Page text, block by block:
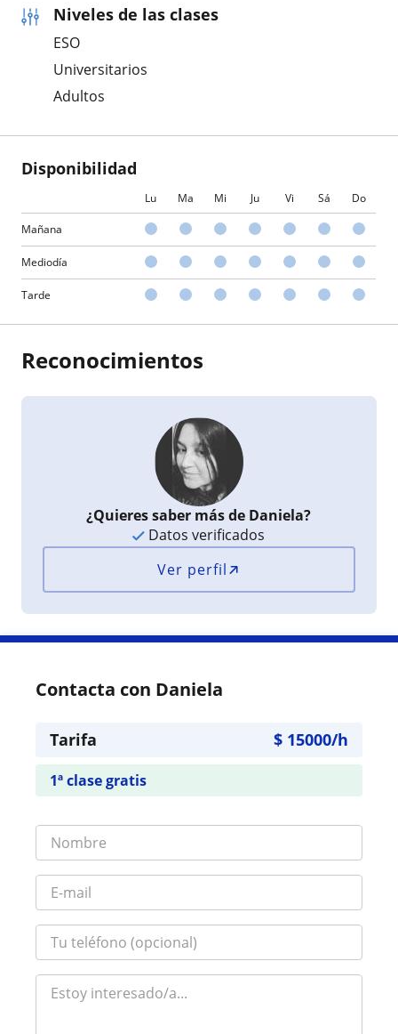
Niveles de las clases
ESO
Universitarios
Adultos
Disponibilidad
Lu Ma Mi Ju Vi Sá Do
Mañana
Mediodía
Tarde
Reconocimientos
¿Quieres saber más de Daniela?
Datos verificados
Ver perfil
Contacta con Daniela
Tarifa $ 15000/h
1ª clase gratis